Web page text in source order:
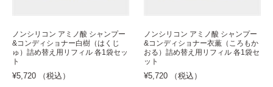
ノンシリコン アミノ酸 シャンプー
&コンディショナー白樹（はくじ
ゅ）詰め替え用リフィル 各1袋セッ
ト
¥5,720 （税込）
ノンシリコン アミノ酸 シャンプー
&コンディショナー衣薫（ころもか
おる）詰め替え用リフィル 各1袋セ
ット
¥5,720 （税込）